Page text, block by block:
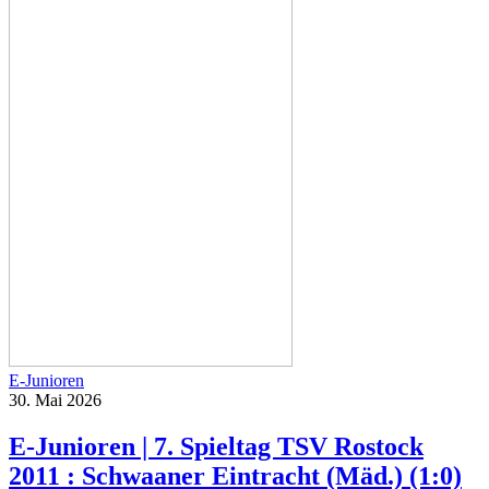
E-Junioren
30. Mai 2026
E-Junioren | 7. Spieltag TSV Rostock
2011 : Schwaaner Eintracht (Mäd.) (1:0)